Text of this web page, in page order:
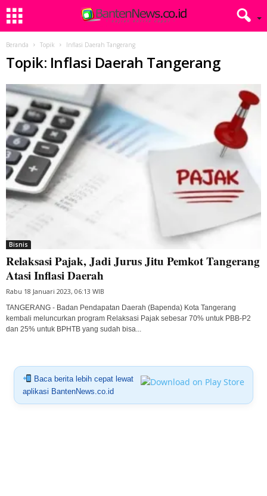
Beranda Topik Inflasi Daerah Tangerang
Topik: Inflasi Daerah Tangerang
Bisnis
Relaksasi Pajak, Jadi Jurus Jitu Pemkot Tangerang
Atasi Inflasi Daerah
Rabu 18 Januari 2023, 06:13 WIB
TANGERANG - Badan Pendapatan Daerah (Bapenda) Kota Tangerang
kembali meluncurkan program Relaksasi Pajak sebesar 70% untuk PBB-P2
dan 25% untuk BPHTB yang sudah bisa...
Baca berita lebih cepat lewat
aplikasi BantenNews.co.id